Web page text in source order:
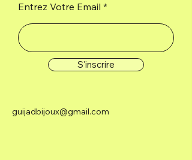
Entrez Votre Email
S'inscrire
guijadbijoux@gmail.com